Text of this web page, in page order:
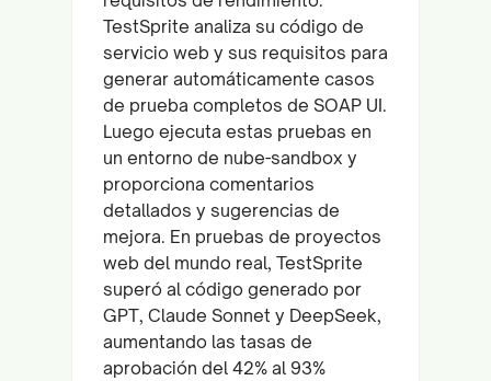
TestSprite analiza su código de
servicio web y sus requisitos para
generar automáticamente casos
de prueba completos de SOAP UI.
Luego ejecuta estas pruebas en
un entorno de nube-sandbox y
proporciona comentarios
detallados y sugerencias de
mejora. En pruebas de proyectos
web del mundo real, TestSprite
superó al código generado por
GPT, Claude Sonnet y DeepSeek,
aumentando las tasas de
aprobación del 42% al 93%